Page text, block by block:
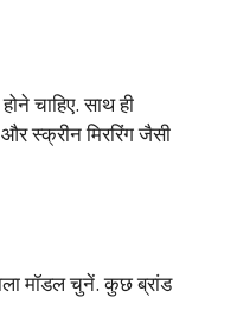
चाहिए. साथ ही
स्क्रीन मिररिंग जैसी
मॉडल चुनें. कुछ ब्रांड